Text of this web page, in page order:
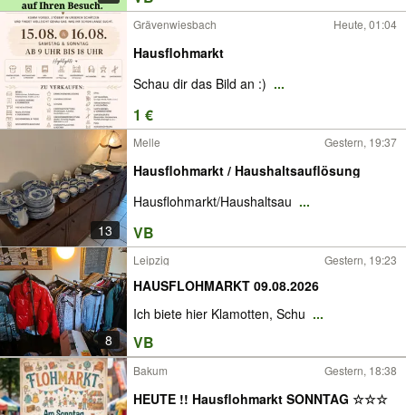
Grävenwiesbach Heute, 01:04
Hausflohmarkt
Schau dir das Bild an :) ...
1 €
13
Melle Gestern, 19:37
Hausflohmarkt / Haushaltsauflösung
Hausflohmarkt/Haushaltsau ...
VB
8
Leipzig Gestern, 19:23
HAUSFLOHMARKT 09.08.2026
Ich biete hier Klamotten, Schu ...
VB
Bakum Gestern, 18:38
HEUTE !! Hausflohmarkt SONNTAG ☆☆☆